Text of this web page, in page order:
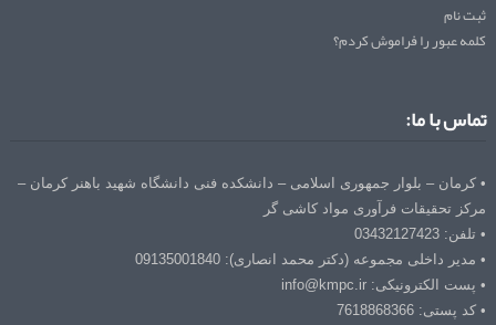
ثبت نام
کلمه عبور را فراموش کردم؟
تماس با ما:
• کرمان – بلوار جمهوری اسلامی – دانشکده فنی دانشگاه شهید باهنر کرمان –
مرکز تحقیقات فرآوری مواد کاشی گر
• تلفن: 03432127423
• مدیر داخلی مجموعه (دکتر محمد انصاری): 09135001840
• پست الکترونیکی: info@kmpc.ir
• کد پستی: 7618868366